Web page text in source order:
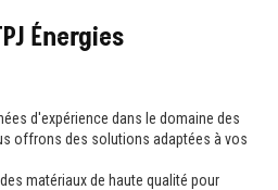
Énergies
d'expérience dans le domaine des
offrons des solutions adaptées à vos
matériaux de haute qualité pour